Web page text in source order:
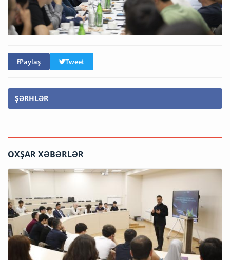
Paylaş Tweet
ŞƏRHLƏR
OXŞAR XƏBƏRLƏR